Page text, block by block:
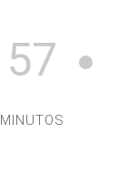
57
MINUTOS